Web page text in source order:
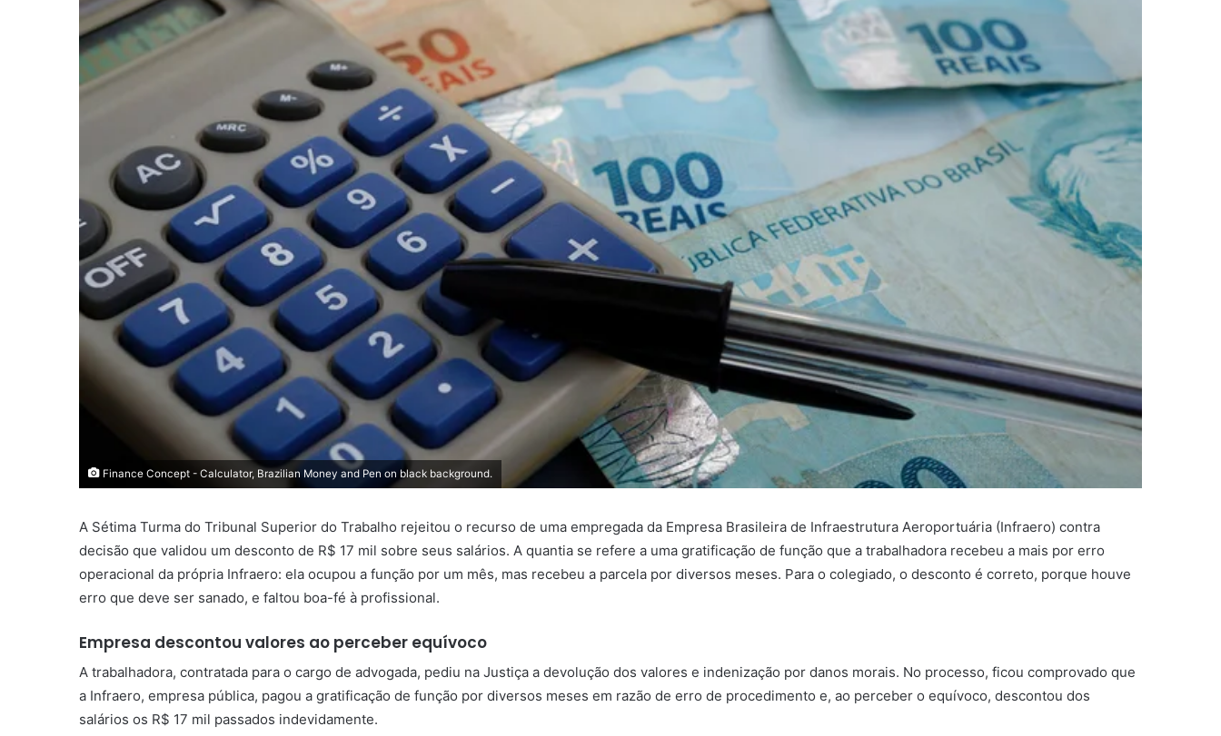
Finance Concept - Calculator, Brazilian Money and Pen on black background.
A Sétima Turma do Tribunal Superior do Trabalho rejeitou o recurso de uma empregada da Empresa Brasileira de Infraestrutura Aeroportuária (Infraero) contra
decisão que validou um desconto de R$ 17 mil sobre seus salários. A quantia se refere a uma gratificação de função que a trabalhadora recebeu a mais por erro
operacional da própria Infraero: ela ocupou a função por um mês, mas recebeu a parcela por diversos meses. Para o colegiado, o desconto é correto, porque houve
erro que deve ser sanado, e faltou boa-fé à profissional.
Empresa descontou valores ao perceber equívoco
A trabalhadora, contratada para o cargo de advogada, pediu na Justiça a devolução dos valores e indenização por danos morais. No processo, ficou comprovado que
a Infraero, empresa pública, pagou a gratificação de função por diversos meses em razão de erro de procedimento e, ao perceber o equívoco, descontou dos
salários os R$ 17 mil passados indevidamente.